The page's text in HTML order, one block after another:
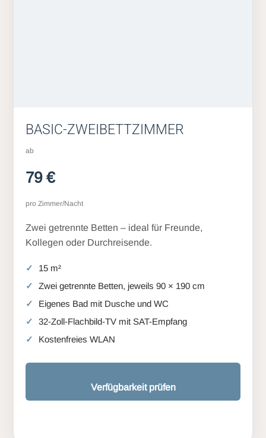
BASIC-ZWEIBETTZIMMER
ab
79 €
pro Zimmer/Nacht
Zwei getrennte Betten – ideal für Freunde,
Kollegen oder Durchreisende.
15 m²
Zwei getrennte Betten, jeweils 90 × 190 cm
Eigenes Bad mit Dusche und WC
32-Zoll-Flachbild-TV mit SAT-Empfang
Kostenfreies WLAN
Verfügbarkeit prüfen